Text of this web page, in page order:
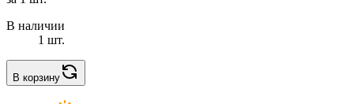
В наличии
1 шт.
В корзину